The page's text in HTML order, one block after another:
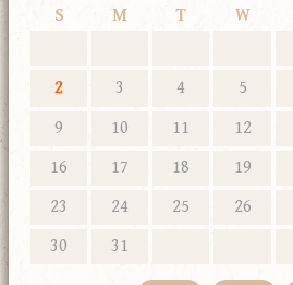
S M T W
2
3 4 5
9
10 11 12
16
17 18 19
23
24 25 26
30
31